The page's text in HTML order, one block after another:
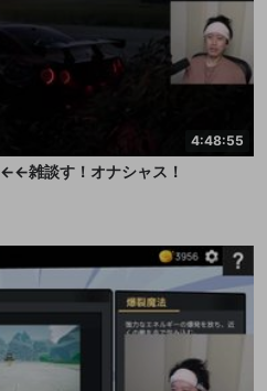
4:48:55
雑談す！オナシャス！